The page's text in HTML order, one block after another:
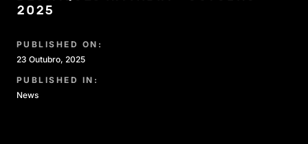
2025
PUBLISHED ON:
23 Outubro, 2025
PUBLISHED IN:
News